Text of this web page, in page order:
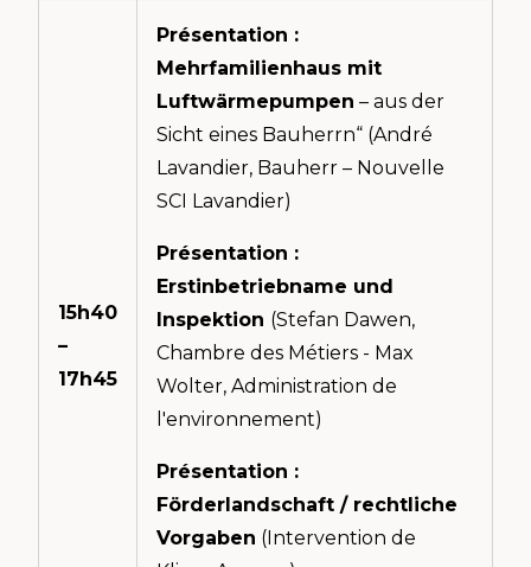
15h40
–
17h45
Présentation :
Mehrfamilienhaus mit
Luftwärmepumpen – aus der
Sicht eines Bauherrn“ (André
Lavandier, Bauherr – Nouvelle
SCI Lavandier)
Présentation :
Erstinbetriebname und
Inspektion (Stefan Dawen,
Chambre des Métiers - Max
Wolter, Administration de
l'environnement)
Présentation :
Förderlandschaft / rechtliche
Vorgaben (Intervention de